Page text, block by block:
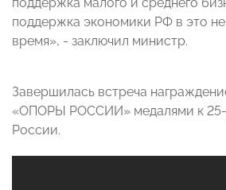
поддержка экономики РФ в это
время», - заключил министр.
Завершилась встреча
«ОПОРЫ РОССИИ» медалями к
России.